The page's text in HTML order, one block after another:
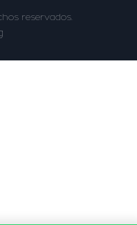
reservados.